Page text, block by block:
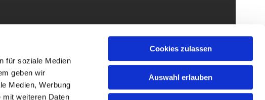
für soziale Medien
geben wir
Medien, Werbung
mit weiteren Daten
Cookies zulassen
Auswahl erlauben